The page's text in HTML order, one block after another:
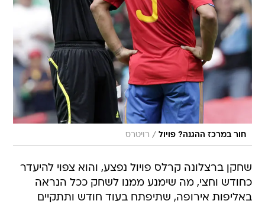
חור במרכז ההגנה? פויול / רויטרס
שחקן ברצלונה קרלס פויול נפצע, והוא צפוי להיעדר
כחודש וחצי, מה שימנע ממנו לשחק ככל הנראה
באליפות אירופה, שתיפתח בעוד חודש ותתקיים